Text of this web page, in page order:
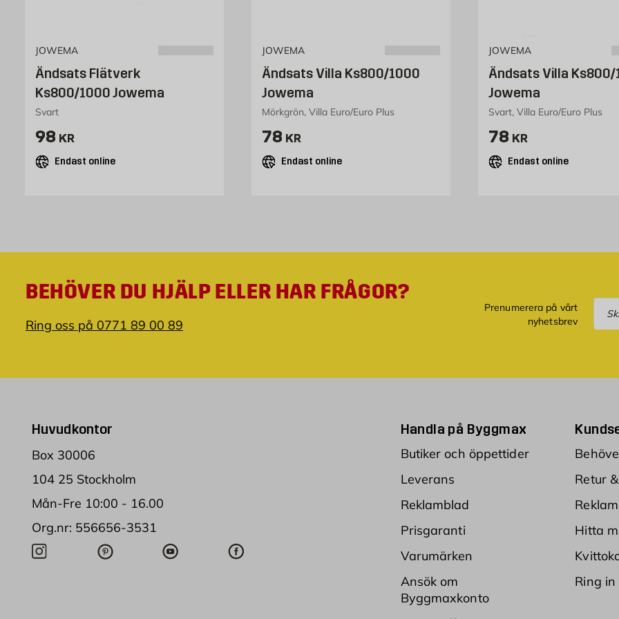
JOWEMA
Ändsats Flätverk
Ks800/1000 Jowema
Svart
Pris 98 kr
98 KR
Endast online
JOWEMA
Ändsats Villa Ks800/1000
Jowema
Mörkgrön, Villa Euro/Euro Plus
Pris 78 kr
78 KR
Endast online
JOWEMA
Ändsats Villa Ks800/
Jowema
Svart, Villa Euro/Euro Plus
Pris 78 kr
78 KR
Endast online
BEHÖVER DU HJÄLP ELLER HAR FRÅGOR?
Ring oss på 0771 89 00 89
Prenumerera på vårt
nyhetsbrev
Huvudkontor
Box 30006
104 25 Stockholm
Mån-Fre 10:00 - 16.00
Org.nr: 556656-3531
Handla på Byggmax
Butiker och öppettider
Leverans
Reklamblad
Prisgaranti
Varumärken
Ansök om
Byggmaxkonto
Retur
Hitta
Ring